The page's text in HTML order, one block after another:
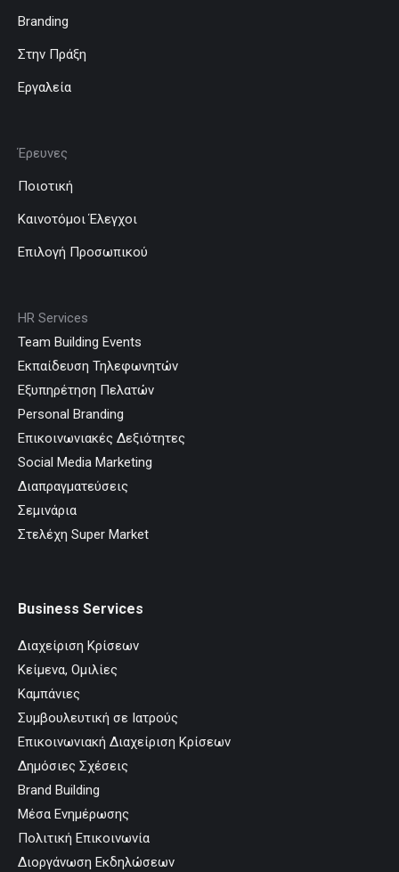
Branding
Στην Πράξη
Εργαλεία
Έρευνες
Ποιοτική
Καινοτόμοι Έλεγχοι
Επιλογή Προσωπικού
HR Services
Team Building Events
Εκπαίδευση Τηλεφωνητών
Εξυπηρέτηση Πελατών
Personal Branding
Επικοινωνιακές Δεξιότητες
Social Media Marketing
Διαπραγματεύσεις
Σεμινάρια
Στελέχη Super Market
Business Services
Διαχείριση Κρίσεων
Κείμενα, Ομιλίες
Καμπάνιες
Συμβουλευτική σε Ιατρούς
Επικοινωνιακή Διαχείριση Κρίσεων
Δημόσιες Σχέσεις
Brand Building
Μέσα Ενημέρωσης
Πολιτική Επικοινωνία
Διοργάνωση Εκδηλώσεων